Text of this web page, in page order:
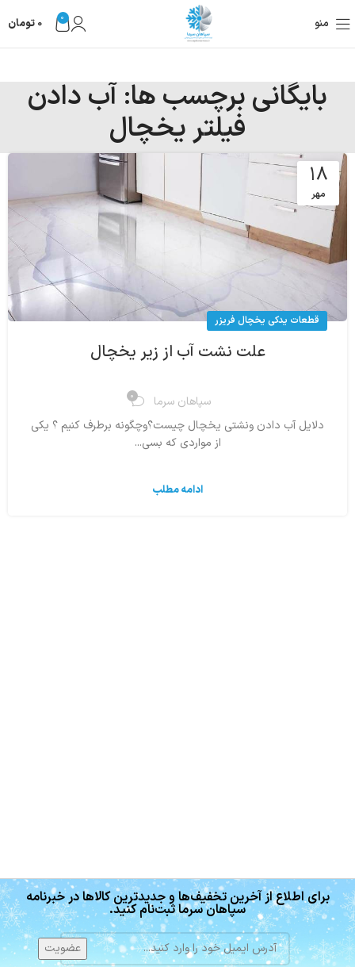
منو 0
0 تومان
بایگانی برچسب ها: آب دادن
فیلتر یخچال
۱۸
مهر
قطعات یدکی یخچال فریزر
علت نشت آب از زیر یخچال
سپاهان سرما 0
دلایل آب دادن ونشتی یخچال چیست؟وچگونه برطرف کنیم ؟ یکی
از مواردی که بسی...
ادامه مطلب
برای اطلاع از آخرین تخفیف‌ها و جدیدترین کالاها در خبرنامه
سپاهان سرما ثبت‌نام کنید.